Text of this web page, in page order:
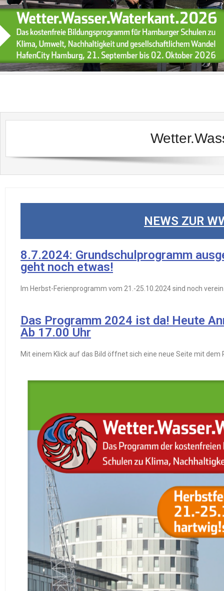
NEWS ZUR
8.7.2024: Grundschulprogramm
geht noch etwas!
Im Herbst-Ferienprogramm vom 21.-25.10.2024 sind noch
Das Programm 2024 ist da! Heute
Ab 17.00 Uhr
Mit einem Klick auf das Bild öffnet sich eine neue Seite mit dem